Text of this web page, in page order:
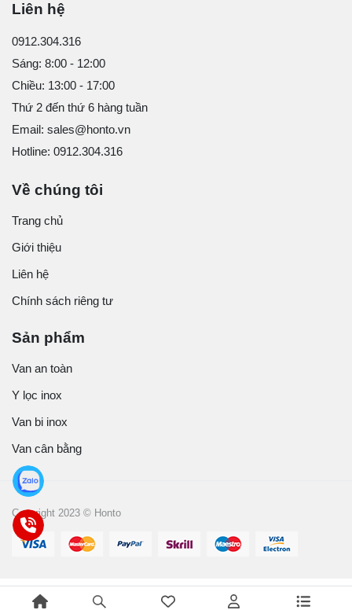
Liên hệ
0912.304.316
Sáng: 8:00 - 12:00
Chiều: 13:00 - 17:00
Thứ 2 đến thứ 6 hàng tuần
Email: sales@honto.vn
Hotline: 0912.304.316
Về chúng tôi
Trang chủ
Giới thiệu
Liên hệ
Chính sách riêng tư
Sản phẩm
Van an toàn
Y lọc inox
Van bi inox
Van cân bằng
Copyright 2023 © Honto